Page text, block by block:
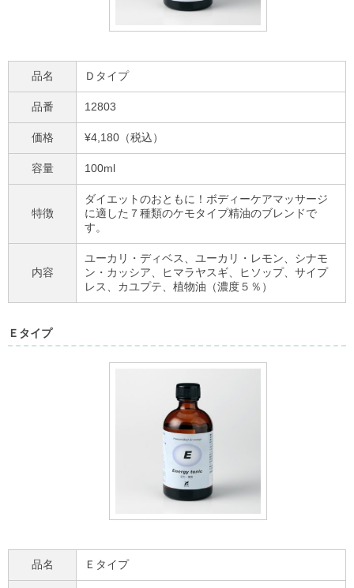
品名 Ｄタイプ
品番 12803
価格 ¥4,180（税込）
容量 100ml
特徴
ダイエットのおともに！ボディーケアマッサージ
に適した７種類のケモタイプ精油のブレンドで
す。
内容
ユーカリ・ディベス、ユーカリ・レモン、シナモ
ン・カッシア、ヒマラヤスギ、ヒソップ、サイプ
レス、カユプテ、植物油（濃度５％）
Ｅタイプ
品名 Ｅタイプ